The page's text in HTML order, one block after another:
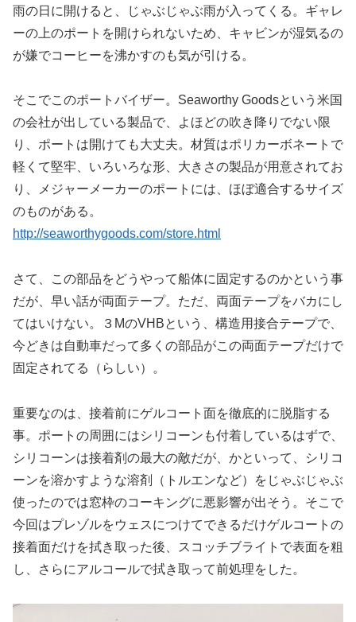
雨の日に開けると、じゃぶじゃぶ雨が入ってくる。ギャレ
ーの上のポートを開けられないため、キャビンが湿気るの
が嫌でコーヒーを沸かすのも気が引ける。
そこでこのポートバイザー。Seaworthy Goodsという米国
の会社が出している製品で、よほどの吹き降りでない限
り、ポートは開けても大丈夫。材質はポリカーボネートで
軽くて堅牢、いろいろな形、大きさの製品が用意されてお
り、メジャーメーカーのポートには、ほぼ適合するサイズ
のものがある。
http://seaworthygoods.com/store.html
さて、この部品をどうやって船体に固定するのかという事
だが、早い話が両面テープ。ただ、両面テープをバカにし
てはいけない。３MのVHBという、構造用接合テープで、
今どきは自動車だって多くの部品がこの両面テープだけで
固定されてる（らしい）。
重要なのは、接着前にゲルコート面を徹底的に脱脂する
事。ポートの周囲にはシリコーンも付着しているはずで、
シリコーンは接着剤の最大の敵だが、かといって、シリコ
ーンを溶かすような溶剤（トルエンなど）をじゃぶじゃぶ
使ったのでは窓枠のコーキングに悪影響が出そう。そこで
今回はプレゾルをウェスにつけてできるだけゲルコートの
接着面だけを拭き取った後、スコッチブライトで表面を粗
し、さらにアルコールで拭き取って前処理をした。